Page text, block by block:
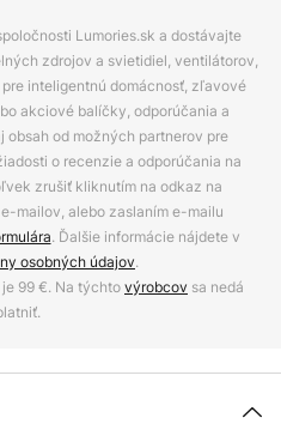
Lumories.sk a dostávajte
zdrojov a svietidiel, ventilátorov,
inteligentnú domácnosť, zľavové
akciové balíčky, odporúčania a
obsah od možných partnerov pre
o recenzie a odporúčania na
zrušiť kliknutím na odkaz na
mailov, alebo zaslaním e-mailu
. Ďalšie informácie nájdete v
osobných údajov.
99 €. Na týchtovýrobcov sa nedá